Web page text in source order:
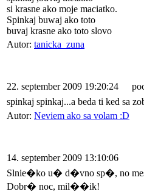
si krasne ako moje maciatko.
Spinkaj buwaj ako toto
buvaj krasne ako toto slovo
Autor: tanicka_zuna
22. september 2009 19:20:24
spinkaj spinkaj...a beda ti ked sa
Autor: Neviem ako sa volam :D
14. september 2009 13:10:06
Slnie�ko u� d�vno sp�, no
Dobr� noc, mil��ik!